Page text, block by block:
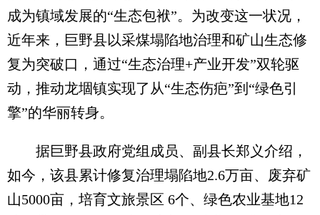
成为镇域发展的“生态包袱”。为改变这一状况，
近年来，巨野县以采煤塌陷地治理和矿山生态修
复为突破口，通过“生态治理+产业开发”双轮驱
动，推动龙堌镇实现了从“生态伤疤”到“绿色引
擎”的华丽转身。
据巨野县政府党组成员、副县长郑义介绍，
如今，该县累计修复治理塌陷地2.6万亩、废弃矿
山5000亩，培育文旅景区 6个、绿色农业基地12